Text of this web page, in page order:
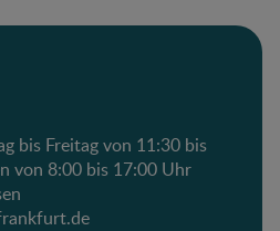
bis Freitag von 11:30 bis
von 8:00 bis 17:00 Uhr